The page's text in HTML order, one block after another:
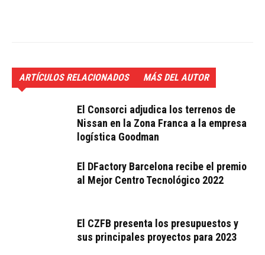
ARTÍCULOS RELACIONADOS MÁS DEL AUTOR
El Consorci adjudica los terrenos de
Nissan en la Zona Franca a la empresa
logística Goodman
El DFactory Barcelona recibe el premio
al Mejor Centro Tecnológico 2022
El CZFB presenta los presupuestos y
sus principales proyectos para 2023